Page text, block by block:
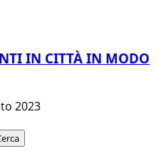
IN CITTÀ IN MODO
2023